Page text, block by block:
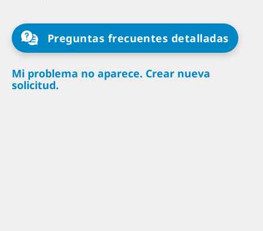
Preguntas frecuentes detalladas
Mi problema no aparece. Crear nueva
solicitud.